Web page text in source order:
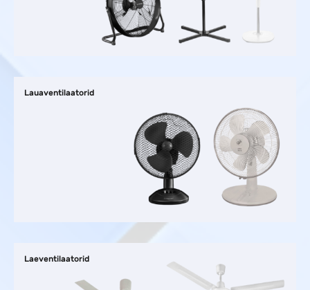
Lauaventilaatorid
Laeventilaatorid